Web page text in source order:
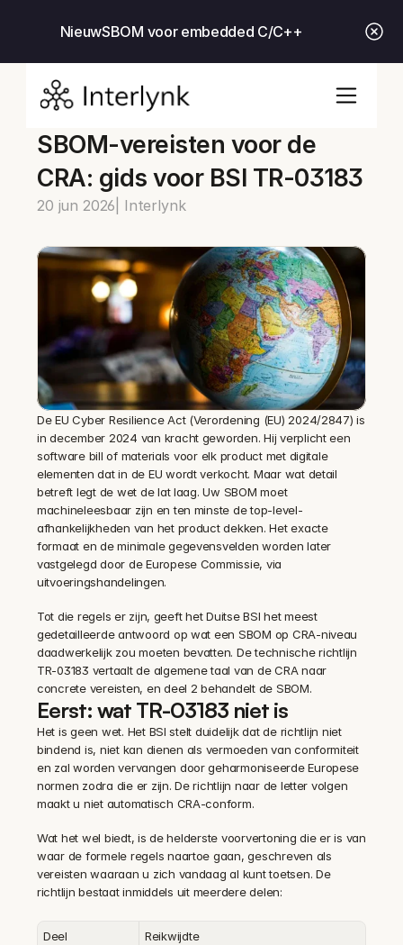
NieuwSBOM voor embedded C/C++
SBOM-vereisten voor de
CRA: gids voor BSI TR-03183
20 jun 2026 | Interlynk
De EU Cyber Resilience Act (Verordening (EU) 2024/2847) is
in december 2024 van kracht geworden. Hij verplicht een
software bill of materials voor elk product met digitale
elementen dat in de EU wordt verkocht. Maar wat detail
betreft legt de wet de lat laag. Uw SBOM moet
machineleesbaar zijn en ten minste de top-level-
afhankelijkheden van het product dekken. Het exacte
formaat en de minimale gegevensvelden worden later
vastgelegd door de Europese Commissie, via
uitvoeringshandelingen.
Tot die regels er zijn, geeft het Duitse BSI het meest
gedetailleerde antwoord op wat een SBOM op CRA-niveau
daadwerkelijk zou moeten bevatten. De technische richtlijn
TR-03183 vertaalt de algemene taal van de CRA naar
concrete vereisten, en deel 2 behandelt de SBOM.
Eerst: wat TR-03183 niet is
Het is geen wet. Het BSI stelt duidelijk dat de richtlijn niet
bindend is, niet kan dienen als vermoeden van conformiteit
en zal worden vervangen door geharmoniseerde Europese
normen zodra die er zijn. De richtlijn naar de letter volgen
maakt u niet automatisch CRA-conform.
Wat het wel biedt, is de helderste voorvertoning die er is van
waar de formele regels naartoe gaan, geschreven als
vereisten waaraan u zich vandaag al kunt toetsen. De
richtlijn bestaat inmiddels uit meerdere delen:
Deel Reikwijdte